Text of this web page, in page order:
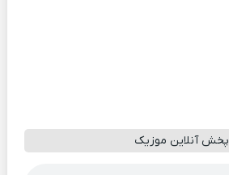
پخش آنلاین موزیک